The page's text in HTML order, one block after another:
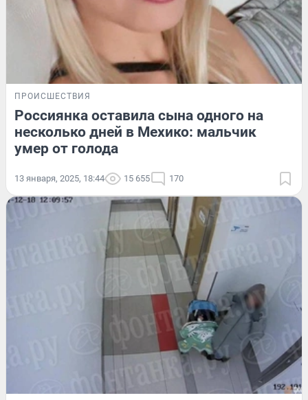
ПРОИСШЕСТВИЯ
Россиянка оставила сына одного на
несколько дней в Мехико: мальчик
умер от голода
13 января, 2025, 18:44 15 655 170